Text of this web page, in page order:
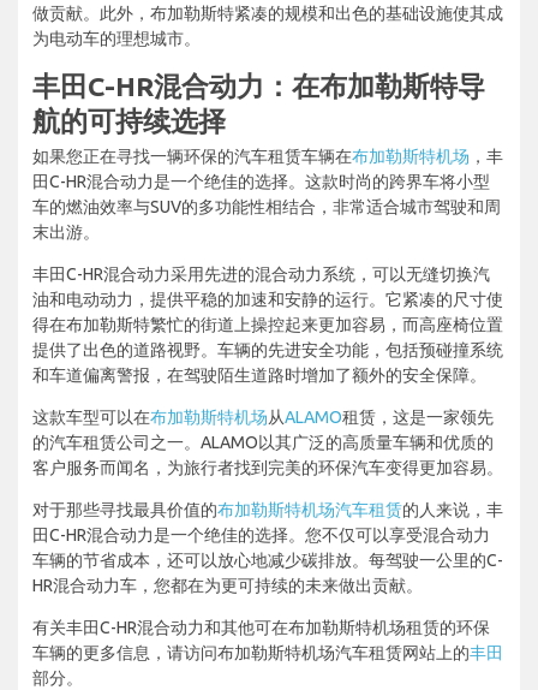
做贡献。此外，布加勒斯特紧凑的规模和出色的基础设施使其成
为电动车的理想城市。
丰田C-HR混合动力：在布加勒斯特导
航的可持续选择
如果您正在寻找一辆环保的汽车租赁车辆在布加勒斯特机场 ，丰
田C-HR混合动力是一个绝佳的选择。这款时尚的跨界车将小型
车的燃油效率与SUV的多功能性相结合，非常适合城市驾驶和周
末出游。
丰田C-HR混合动力采用先进的混合动力系统，可以无缝切换汽
油和电动动力，提供平稳的加速和安静的运行。它紧凑的尺寸使
得在布加勒斯特繁忙的街道上操控起来更加容易，而高座椅位置
提供了出色的道路视野。车辆的先进安全功能，包括预碰撞系统
和车道偏离警报，在驾驶陌生道路时增加了额外的安全保障。
这款车型可以在布加勒斯特机场从ALAMO租赁，这是一家领先
的汽车租赁公司之一。ALAMO以其广泛的高质量车辆和优质的
客户服务而闻名，为旅行者找到完美的环保汽车变得更加容易。
对于那些寻找最具价值的布加勒斯特机场汽车租赁的人来说，丰
田C-HR混合动力是一个绝佳的选择。您不仅可以享受混合动力
车辆的节省成本，还可以放心地减少碳排放。每驾驶一公里的C-
HR混合动力车，您都在为更可持续的未来做出贡献。
有关丰田C-HR混合动力和其他可在布加勒斯特机场租赁的环保
车辆的更多信息，请访问布加勒斯特机场汽车租赁网站上的丰田
部分。